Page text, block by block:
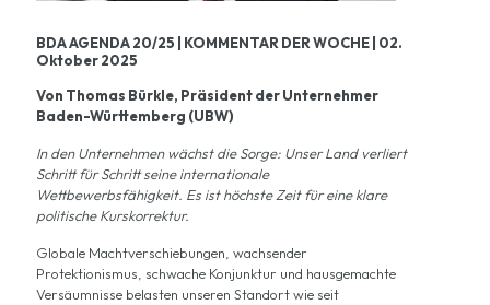
BDA AGENDA 20/25 | KOMMENTAR DER WOCHE | 02.
Oktober 2025
Von Thomas Bürkle, Präsident der Unternehmer
Baden-Württemberg (UBW)
In den Unternehmen wächst die Sorge: Unser Land verliert
Schritt für Schritt seine internationale
Wettbewerbsfähigkeit. Es ist höchste Zeit für eine klare
politische Kurskorrektur.
Globale Machtverschiebungen, wachsender
Protektionismus, schwache Konjunktur und hausgemachte
Versäumnisse belasten unseren Standort wie seit